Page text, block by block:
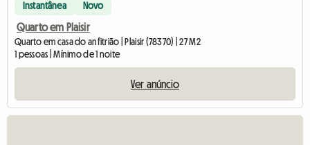
Instantânea Novo
Quarto em Plaisir
Quarto em casa do anfitrião | Plaisir (78370) | 27 M2
1 pessoas | Mínimo de 1 noite
Ver anúncio